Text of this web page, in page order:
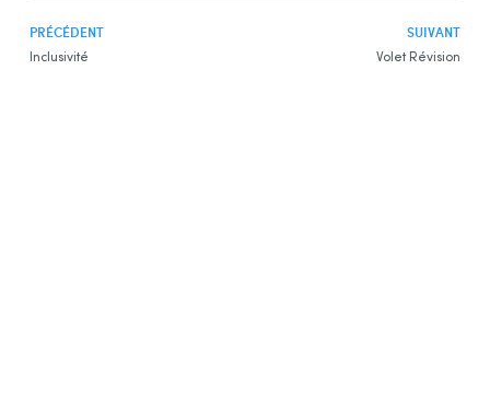
PRÉCÉDENT
Inclusivité
SUIVANT
Volet Révision